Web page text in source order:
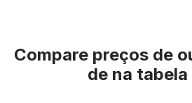
Compare preços de
de na tabela